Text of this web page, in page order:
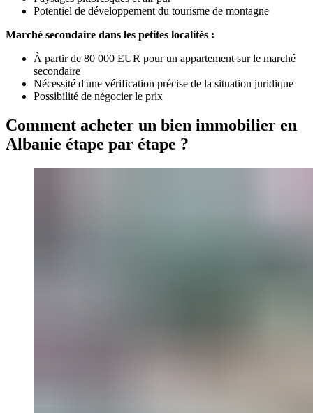
Potentiel de développement du tourisme de montagne
Marché secondaire dans les petites localités :
À partir de 80 000 EUR pour un appartement sur le marché
secondaire
Nécessité d'une vérification précise de la situation juridique
Possibilité de négocier le prix
Comment acheter un bien immobilier en
Albanie étape par étape ?